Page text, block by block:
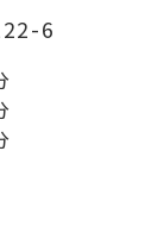
6